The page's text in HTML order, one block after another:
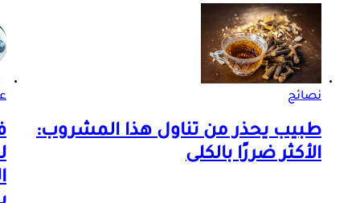
نصائح
طبيب يحذر من تناول هذا المشروب:
الأكثر ضررًا بالكلى